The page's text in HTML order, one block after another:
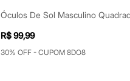
R$ 99,99
30% OFF - CUPOM 8DO8